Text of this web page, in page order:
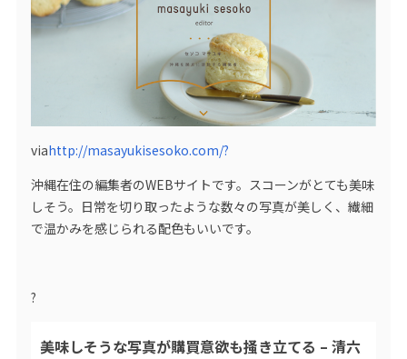
viahttp://masayukisesoko.com/?
沖縄在住の編集者のWEBサイトです。スコーンがとても美味
しそう。日常を切り取ったような数々の写真が美しく、繊細
で温かみを感じられる配色もいいです。
?
美味しそうな写真が購買意欲も掻き立てる – 清六